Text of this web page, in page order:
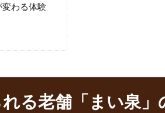
わる体験
る老舗「まい泉」